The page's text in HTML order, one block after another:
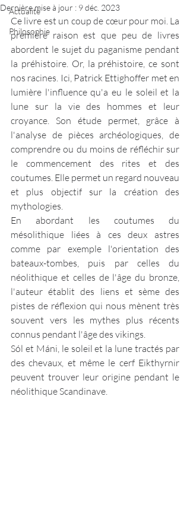
Actualité
Philosophie
Dernière mise à jour : 9 déc. 2023
Ce livre est un coup de cœur pour moi. La
première raison est que peu de livres
abordent le sujet du paganisme pendant
la préhistoire. Or, la préhistoire, ce sont
nos racines. Ici, Patrick Ettighoffer met en
lumière l'influence qu'a eu le soleil et la
lune sur la vie des hommes et leur
croyance. Son étude permet, grâce à
l'analyse de pièces archéologiques, de
comprendre ou du moins de réfléchir sur
le commencement des rites et des
coutumes. Elle permet un regard nouveau
et plus objectif sur la création des
mythologies.
En abordant les coutumes du
mésolithique liées à ces deux astres
comme par exemple l'orientation des
bateaux-tombes, puis par celles du
néolithique et celles de l'âge du bronze,
l'auteur établit des liens et sème des
pistes de réflexion qui nous mènent très
souvent vers les mythes plus récents
connus pendant l'âge des vikings.
Sól et Máni, le soleil et la lune tractés par
des chevaux, et même le cerf Eikthyrnir
peuvent trouver leur origine pendant le
néolithique Scandinave.